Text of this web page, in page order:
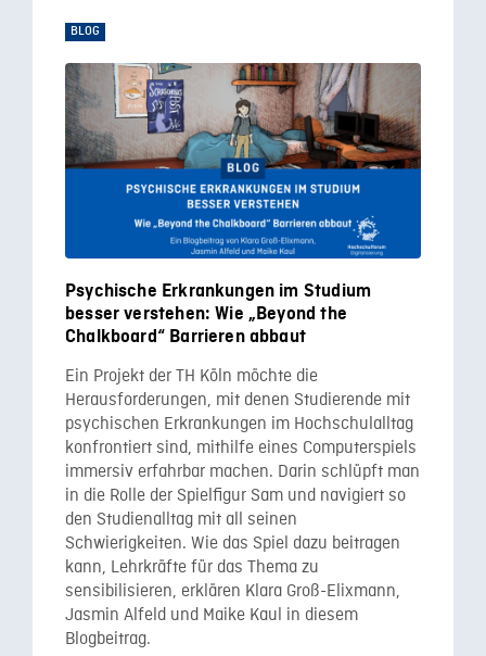
BLOG
Psychische Erkrankungen im Studium
besser verstehen: Wie „Beyond the
Chalkboard“ Barrieren abbaut
Ein Projekt der TH Köln möchte die
Herausforderungen, mit denen Studierende mit
psychischen Erkrankungen im Hochschulalltag
konfrontiert sind, mithilfe eines Computerspiels
immersiv erfahrbar machen. Darin schlüpft man
in die Rolle der Spielfigur Sam und navigiert so
den Studienalltag mit all seinen
Schwierigkeiten. Wie das Spiel dazu beitragen
kann, Lehrkräfte für das Thema zu
sensibilisieren, erklären Klara Groß-Elixmann,
Jasmin Alfeld und Maike Kaul in diesem
Blogbeitrag.